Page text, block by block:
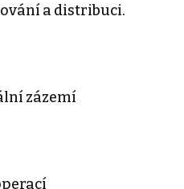
a distribuci.
zázemí